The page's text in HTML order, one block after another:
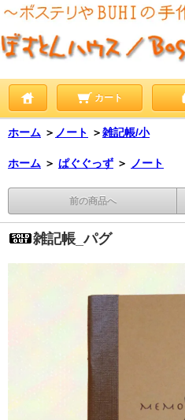
カート
ホーム ＞ ノート ＞雑記帳/小
ホーム ＞ ぱぐぐっず ＞ ノート
前の商品へ
雑記帳_パグ